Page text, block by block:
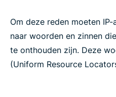
Om deze reden moeten
naar woorden en zinnen
te onthouden zijn. Deze
(Uniform Resource